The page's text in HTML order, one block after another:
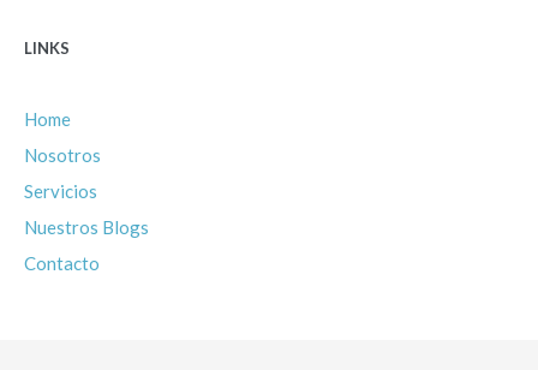
LINKS
Home
Nosotros
Servicios
Nuestros Blogs
Contacto